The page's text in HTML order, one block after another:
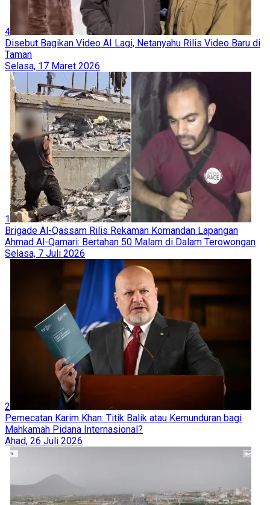
4
Disebut Bagikan Video AI Lagi, Netanyahu Rilis Video Baru di
Taman
Selasa, 17 Maret 2026
1
Brigade Al-Qassam Rilis Rekaman Komandan Lapangan
Ahmad Al-Qamari: Bertahan 50 Malam di Dalam Terowongan
Selasa, 7 Juli 2026
2
Pemecatan Karim Khan: Titik Balik atau Kemunduran bagi
Mahkamah Pidana Internasional?
Ahad, 26 Juli 2026